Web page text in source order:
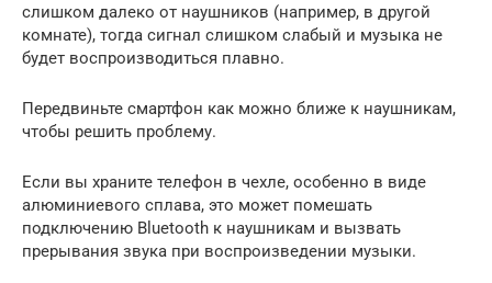
слишком далеко от наушников (например, в другой
комнате), тогда сигнал слишком слабый и музыка не
будет воспроизводиться плавно.
Передвиньте смартфон как можно ближе к наушникам,
чтобы решить проблему.
Если вы храните телефон в чехле, особенно в виде
алюминиевого сплава, это может помешать
подключению Bluetooth к наушникам и вызвать
прерывания звука при воспроизведении музыки.